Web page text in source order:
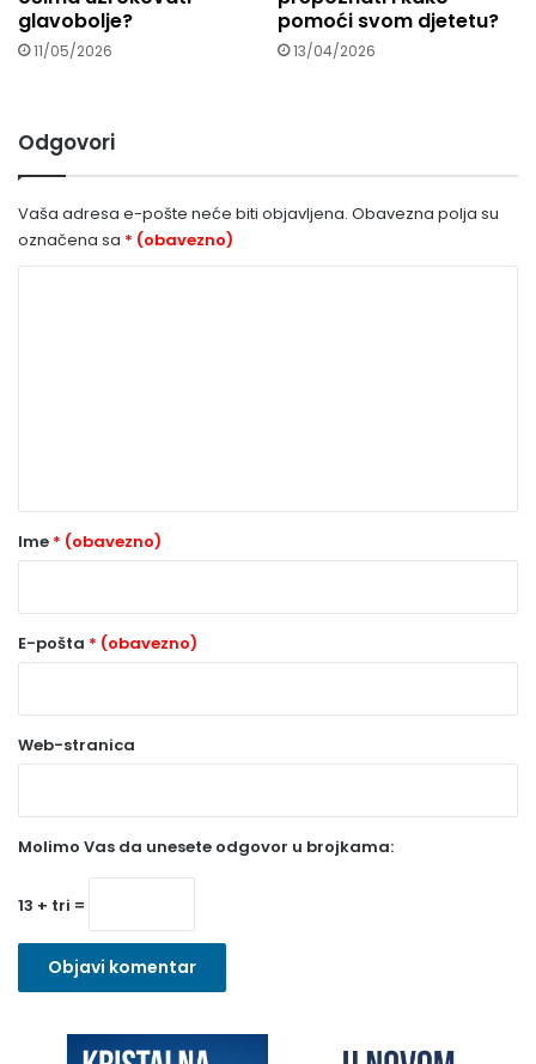
glavobolje?
11/05/2026
pomoći svom djetetu?
13/04/2026
Odgovori
Vaša adresa e-pošte neće biti objavljena. Obavezna polja su
označena sa * (obavezno)
r
o
a
v
z
n
Ime * (obavezno)
E-pošta * (obavezno)
Web-stranica
Molimo Vas da unesete odgovor u brojkama:
13 + tri =